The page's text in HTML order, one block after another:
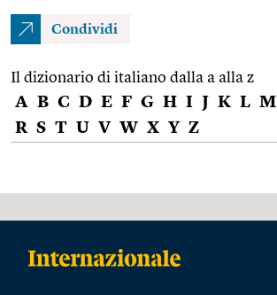
Condividi
Il dizionario di italiano dalla a alla z
A B C D E F G H I J K L M
R S T U V W X Y Z